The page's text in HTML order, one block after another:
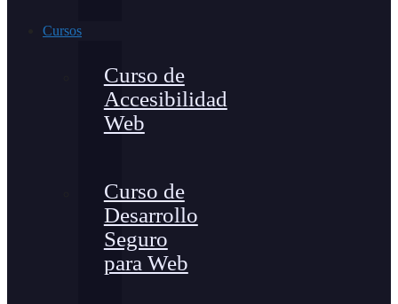
Cursos
Curso de
Accesibilidad
Web
Curso de
Desarrollo
Seguro
para Web